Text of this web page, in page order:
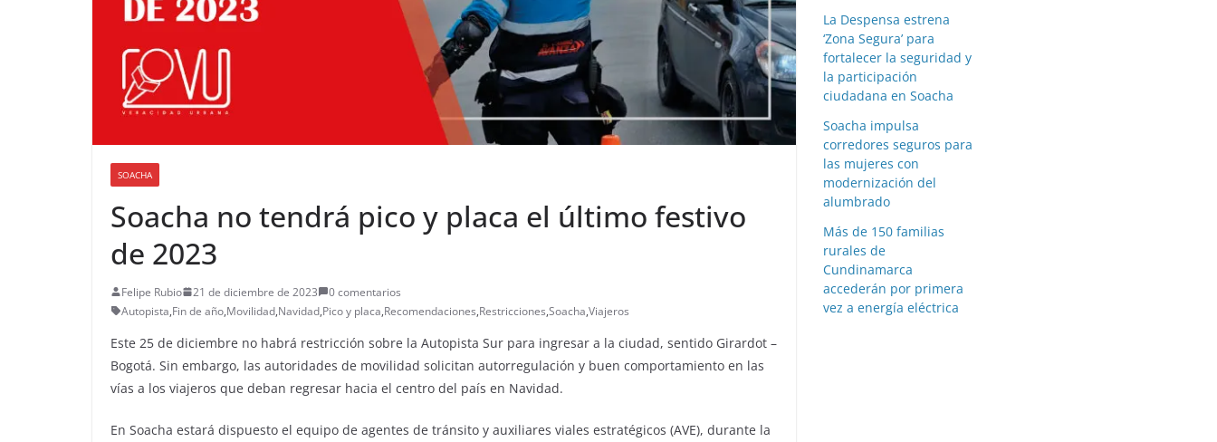
SOACHA
Soacha no tendrá pico y placa el último festivo
de 2023
Felipe Rubio 21 de diciembre de 2023
0 comentarios
Autopista,Fin de año,Movilidad,Navidad,Pico y placa,Recomendaciones,Restricciones,Soacha,Viajeros
Este 25 de diciembre no habrá restricción sobre la Autopista Sur para ingresar a la ciudad, sentido Girardot –
Bogotá. Sin embargo, las autoridades de movilidad solicitan autorregulación y buen comportamiento en las
vías a los viajeros que deban regresar hacia el centro del país en Navidad.
En Soacha estará dispuesto el equipo de agentes de tránsito y auxiliares viales estratégicos (AVE), durante la
La Despensa estrena
‘Zona Segura’ para
fortalecer la seguridad y
la participación
ciudadana en Soacha
Soacha impulsa
corredores seguros para
las mujeres con
modernización del
alumbrado
Más de 150 familias
rurales de
Cundinamarca
accederán por primera
vez a energía eléctrica